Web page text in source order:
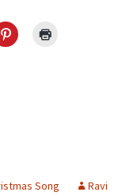
Song
Ravi